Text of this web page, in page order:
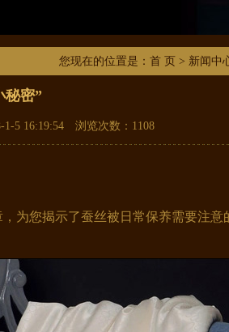
您现在的位置是： 首 页 > 新闻中
秘密”
5 16:19:54 浏览次数： 1108
为您揭示了蚕丝被日常保养需要注意